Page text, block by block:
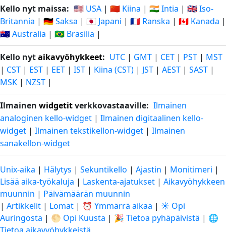
Kello nyt maissa: 🇺🇸 USA | 🇨🇳 Kiina | 🇮🇳 Intia | 🇬🇧 Iso-
Britannia | 🇩🇪 Saksa | 🇯🇵 Japani | 🇫🇷 Ranska | 🇨🇦 Kanada |
🇦🇺 Australia | 🇧🇷 Brasilia |
Kello nytaikavyöhykkeet: UTC | GMT | CET | PST | MST
| CST | EST | EET | IST | Kiina (CST) | JST | AEST | SAST |
MSK | NZST |
Ilmainen widgetitverkkovastaaville: Ilmainen
analoginen kello-widget | Ilmainen digitaalinen kello-
widget | Ilmainen tekstikellon-widget | Ilmainen
sanakellon-widget
Unix-aika | Hälytys | Sekuntikello | Ajastin | Monitimeri |
Lisää aika-työkaluja | Laskenta-ajatukset | Aikavyöhykkeen
muunnin | Päivämäärän muunnin
| Artikkelit | Lomat | ⏰ Ymmärrä aikaa | ☀️ Opi
Auringosta | 🌕 Opi Kuusta | 🎉 Tietoa pyhäpäivistä | 🌐